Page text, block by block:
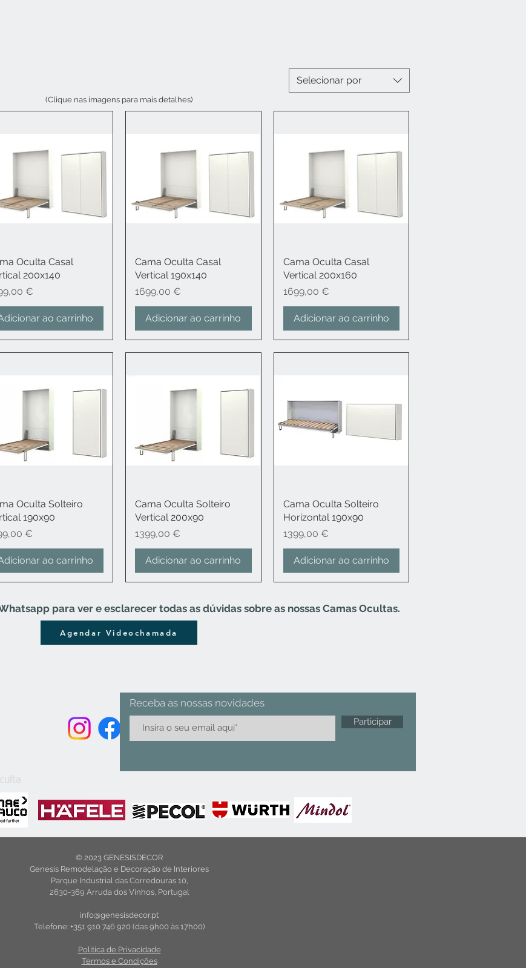
Selecionar por
Visualização rápida
Oculta Casal
200x140
€
ao carrinho
Visualização rápida
Cama Oculta Casal
Vertical 190x140
Preço
1699,00 €
Adicionar ao carrinho
Visualização rápida
Cama Oculta Casal
Vertical 200x160
Preço
1699,00 €
Adicionar ao carrinho
Visualização rápida
Oculta Solteiro
190x90
€
ao carrinho
Visualização rápida
Cama Oculta Solteiro
Vertical 200x90
Preço
1399,00 €
Adicionar ao carrinho
Visualização rápida
Cama Oculta Solteiro
Horizontal 190x90
Preço
1399,00 €
Adicionar ao carrinho
(Clique nas imagens para mais detalhes)
para ver e esclarecer todas as dúvidas sobre as nossas Camas Ocultas.
Agendar Videochamada
Receba as nossas novidades
Participar
© 2023 GENESISDECOR
Genesis Remodelação e Decoração de Interiores
Parque Industrial das Corredouras 10,
2630-369 Arruda dos Vinhos, Portugal
info@genesisdecor.pt
Telefone: +351 910 746 920 (das 9h00 às 17h00)
Politica de Privacidade
Termos e Condições